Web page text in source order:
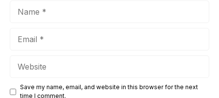
Save my name, email, and website in this browser for the next
time I comment.